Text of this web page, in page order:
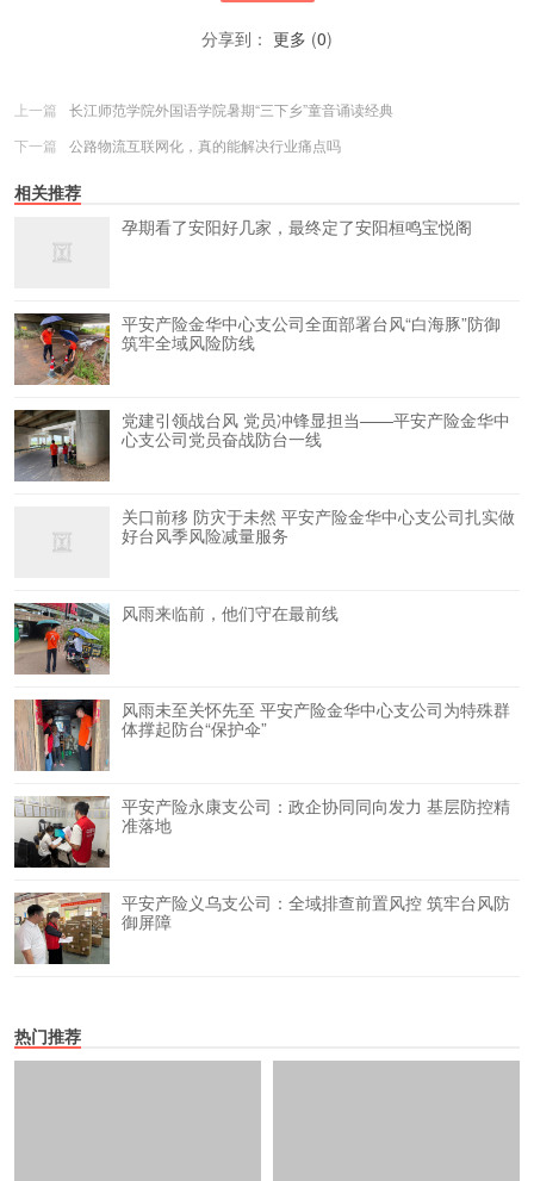
分享到： 更多 (0)
上一篇
长江师范学院外国语学院暑期“三下乡”童音诵读经典
下一篇
公路物流互联网化，真的能解决行业痛点吗
相关推荐
孕期看了安阳好几家，最终定了安阳桓鸣宝悦阁
平安产险金华中心支公司全面部署台风“白海豚”防御
筑牢全域风险防线
党建引领战台风 党员冲锋显担当——平安产险金华中
心支公司党员奋战防台一线
关口前移 防灾于未然 平安产险金华中心支公司扎实做
好台风季风险减量服务
风雨来临前，他们守在最前线
风雨未至关怀先至 平安产险金华中心支公司为特殊群
体撑起防台“保护伞”
平安产险永康支公司：政企协同同向发力 基层防控精
准落地
平安产险义乌支公司：全域排查前置风控 筑牢台风防
御屏障
热门推荐